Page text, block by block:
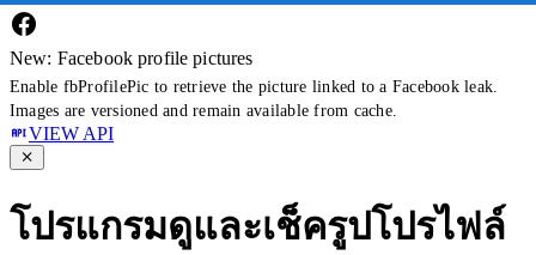
New: Facebook profile pictures
Enable fbProfilePic to retrieve the picture linked to a Facebook leak.
Images are versioned and remain available from cache.
VIEW API
โปรแกรมดูและเช็ครูปโปรไฟล์